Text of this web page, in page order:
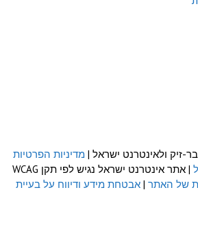
זיק ולאינטרנט ישראל | מדיניות הפרטיות
| אתר אינטרנט ישראל נגיש לפי תקן WCAG
של האתר | אבטחת מידע ודיווח על בעיית